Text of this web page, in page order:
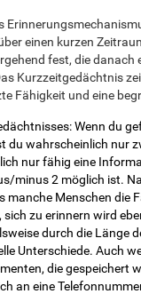
einen kurzen
fest, die danach
Kurzzeitgedächtnis
Fähigkeit und eine
Wenn du
du wahrscheinlich nur
nur fähig eine
minus 2 möglich ist.
manche Menschen die
zu erinnern wird
durch die Länge
Unterschiede. Auch
die gespeichert
an eine